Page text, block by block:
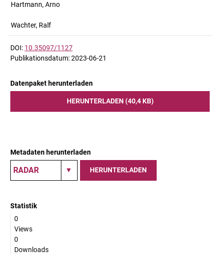
Hartmann, Arno
Wachter, Ralf
DOI: 10.35097/1127
Publikationsdatum: 2023-06-21
Datenpaket herunterladen
HERUNTERLADEN (40,4 KB)
Metadaten herunterladen
HERUNTERLADEN
Statistik
0
Views
0
Downloads